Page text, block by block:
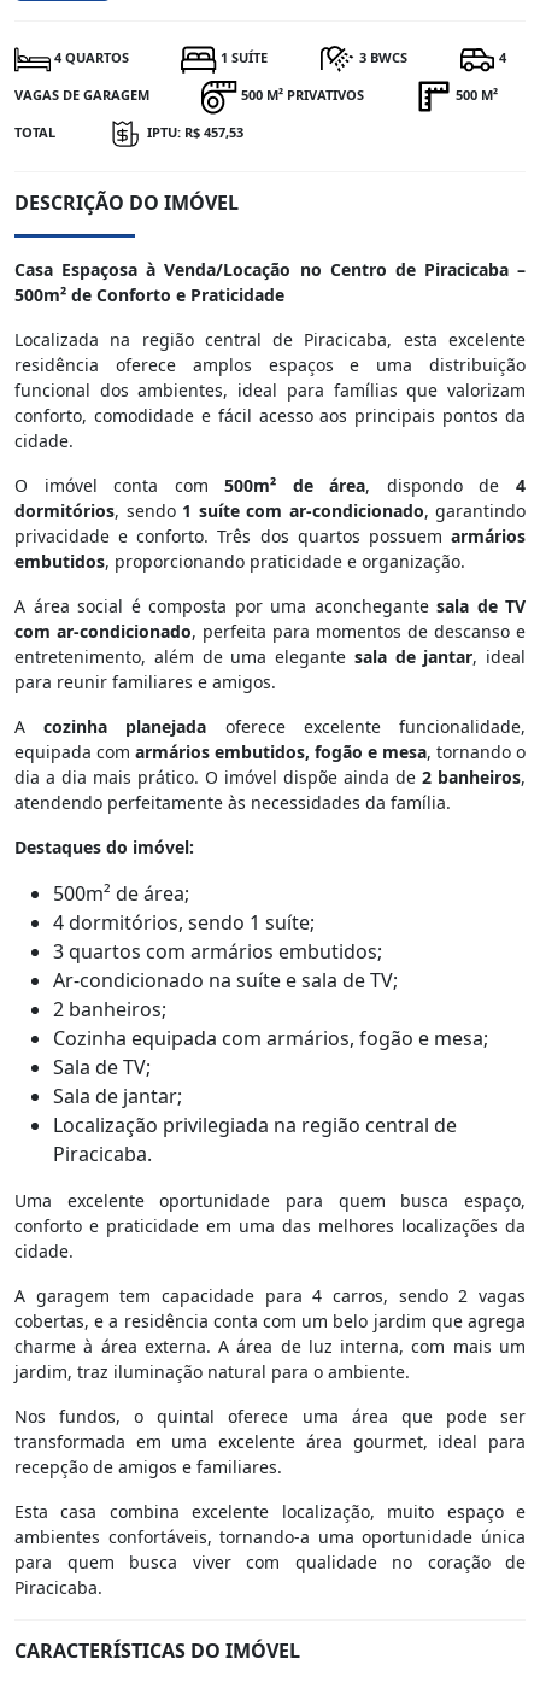
4 QUARTOS 1 SUÍTE 3 BWCS 4
VAGAS DE GARAGEM 500 M² PRIVATIVOS 500 M²
TOTAL IPTU: R$ 457,53
DESCRIÇÃO DO IMÓVEL
Casa Espaçosa à Venda/Locação no Centro de Piracicaba –
500m² de Conforto e Praticidade
Localizada na região central de Piracicaba, esta excelente
residência oferece amplos espaços e uma distribuição
funcional dos ambientes, ideal para famílias que valorizam
conforto, comodidade e fácil acesso aos principais pontos da
cidade.
O imóvel conta com500m² de área, dispondo de4
dormitórios, sendo 1 suíte com ar-condicionado, garantindo
privacidade e conforto. Três dos quartos possuem armários
embutidos, proporcionando praticidade e organização.
A área social é composta por uma aconchegante sala de TV
com ar-condicionado, perfeita para momentos de descanso e
entretenimento, além de uma elegante sala de jantar, ideal
para reunir familiares e amigos.
Acozinha planejada oferece excelente funcionalidade,
equipada com armários embutidos, fogão e mesa, tornando o
dia a dia mais prático. O imóvel dispõe ainda de 2 banheiros,
atendendo perfeitamente às necessidades da família.
Destaques do imóvel:
500m² de área;
4 dormitórios, sendo 1 suíte;
3 quartos com armários embutidos;
Ar-condicionado na suíte e sala de TV;
2 banheiros;
Cozinha equipada com armários, fogão e mesa;
Sala de TV;
Sala de jantar;
Localização privilegiada na região central de
Piracicaba.
Uma excelente oportunidade para quem busca espaço,
conforto e praticidade em uma das melhores localizações da
cidade.
A garagem tem capacidade para 4 carros, sendo 2 vagas
cobertas, e a residência conta com um belo jardim que agrega
charme à área externa. A área de luz interna, com mais um
jardim, traz iluminação natural para o ambiente.
Nos fundos, o quintal oferece uma área que pode ser
transformada em uma excelente área gourmet, ideal para
recepção de amigos e familiares.
Esta casa combina excelente localização, muito espaço e
ambientes confortáveis, tornando-a uma oportunidade única
para quem busca viver com qualidade no coração de
Piracicaba.
CARACTERÍSTICAS DO IMÓVEL